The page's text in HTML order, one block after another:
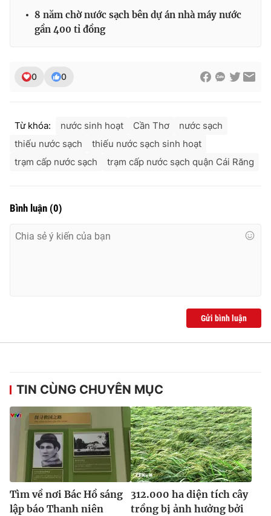
toasoan@vtv.vn
® Cấm sao chép dưới mọi hình thức nếu không có sự chấp
thông tin từ website này.
8 năm chờ nước sạch bên dự án nhà máy nước
gần 400 tỉ đồng
0 0
Từ khóa: nước sinh hoạt Cần Thơ
nước sạch
thiếu nước sạch
thiếu nước sạch sinh hoạt
trạm cấp nước sạch
trạm cấp nước sạch quận Cái Răng
Bình luận (0)
Gửi bình luận
TIN CÙNG CHUYÊN MỤC
Tìm về nơi Bác Hồ sáng
lập báo Thanh niên
312.000 ha diện tích cây
trồng bị ảnh hưởng bởi